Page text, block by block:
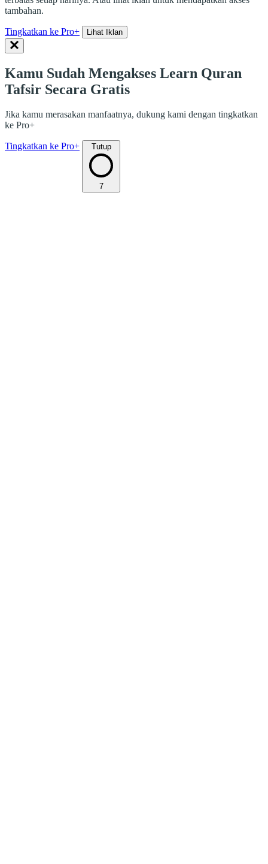
tambahan.
Tingkatkan ke Pro+ Lihat Iklan
Kamu Sudah Mengakses Learn Quran
Tafsir Secara Gratis
Jika kamu merasakan manfaatnya, dukung kami dengan tingkatkan
ke Pro+
Tingkatkan ke Pro+ Tutup
7